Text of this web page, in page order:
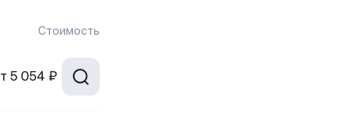
Стоимость
5 054 ₽